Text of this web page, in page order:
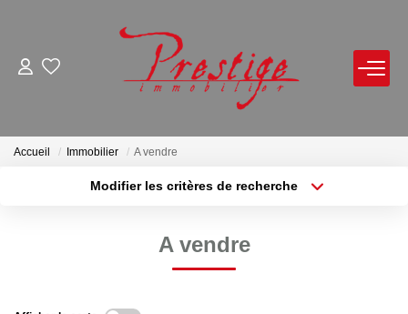
ACHETER
LOUER
Avis De Valeur Sur Rendez-Vous
Estimation En Ligne
Accueil Immobilier A vendre
Modifier les critères de recherche
A vendre